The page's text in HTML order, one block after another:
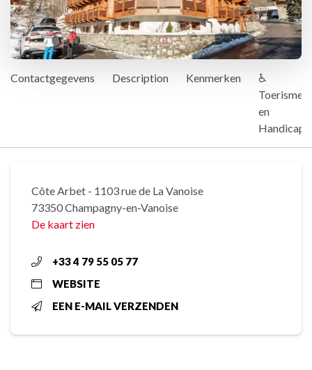
Contactgegevens Description Kenmerken
♿
Toerisme
en
Handicap
Côte Arbet - 1103 rue de La Vanoise
73350 Champagny-en-Vanoise
De kaart zien
+33 4 79 55 05 77
WEBSITE
EEN E-MAIL VERZENDEN